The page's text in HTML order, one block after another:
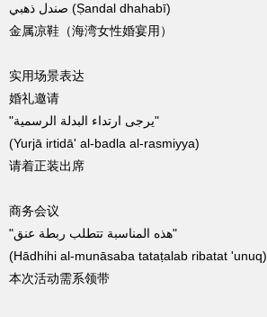
صندل ذهبي (Ṣandal dhahabī)
金属凉鞋（海湾女性婚宴用）
实用场景表达
婚礼邀请
"يرجى ارتداء البدلة الرسمية"
(Yurjā irtidā' al-badla al-rasmiyya)
请着正装出席
商务会议
"هذه المناسبة تتطلب ربطة عنق"
(Hādhihi al-munāsaba tataṭalab ribatat 'unuq)
本次活动需系领带